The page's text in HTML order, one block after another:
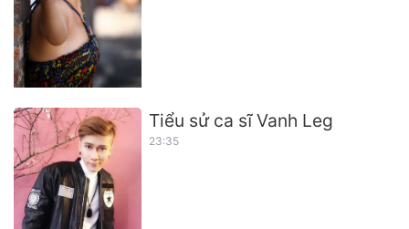
Tiểu sử ca sĩ Vanh Leg
23:35